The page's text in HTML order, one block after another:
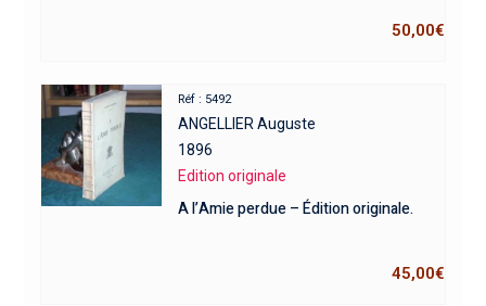
50,00€
Réf : 5492
ANGELLIER Auguste
1896
Edition originale
A l’Amie perdue – Édition originale.
45,00€